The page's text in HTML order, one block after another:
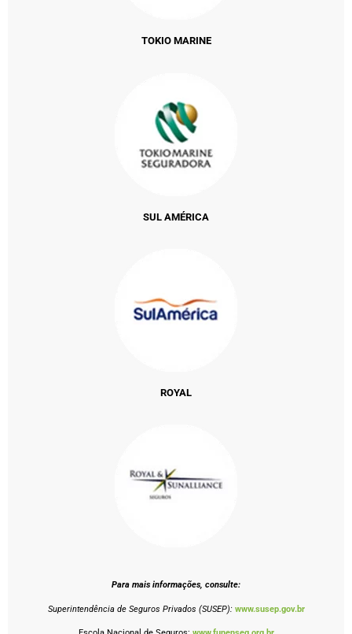
TOKIO MARINE
SUL AMÉRICA
ROYAL
Para mais informações, consulte:
Superintendência de Seguros Privados (SUSEP): www.susep.gov.br